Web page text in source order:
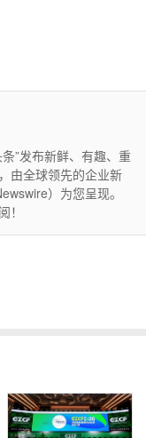
”发布新鲜、有趣、重
由全球领先的企业新
）为您呈现。
！